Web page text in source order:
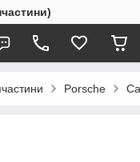
Porsche